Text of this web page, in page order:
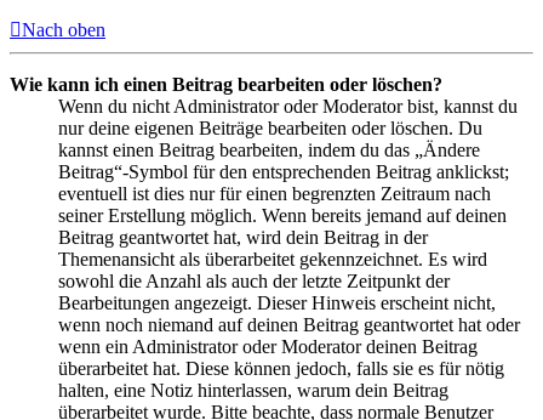
Nach oben
Wie kann ich einen Beitrag bearbeiten oder löschen?
Wenn du nicht Administrator oder Moderator bist, kannst du
nur deine eigenen Beiträge bearbeiten oder löschen. Du
kannst einen Beitrag bearbeiten, indem du das „Ändere
Beitrag“-Symbol für den entsprechenden Beitrag anklickst;
eventuell ist dies nur für einen begrenzten Zeitraum nach
seiner Erstellung möglich. Wenn bereits jemand auf deinen
Beitrag geantwortet hat, wird dein Beitrag in der
Themenansicht als überarbeitet gekennzeichnet. Es wird
sowohl die Anzahl als auch der letzte Zeitpunkt der
Bearbeitungen angezeigt. Dieser Hinweis erscheint nicht,
wenn noch niemand auf deinen Beitrag geantwortet hat oder
wenn ein Administrator oder Moderator deinen Beitrag
überarbeitet hat. Diese können jedoch, falls sie es für nötig
halten, eine Notiz hinterlassen, warum dein Beitrag
überarbeitet wurde. Bitte beachte, dass normale Benutzer